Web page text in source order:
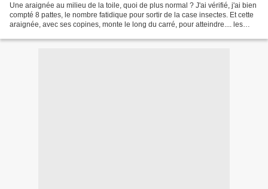
Une araignée au milieu de la toile, quoi de plus normal ? J'ai vérifié, j'ai bien
compté 8 pattes, le nombre fatidique pour sortir de la case insectes. Et cette
araignée, avec ses copines, monte le long du carré, pour atteindre.... les